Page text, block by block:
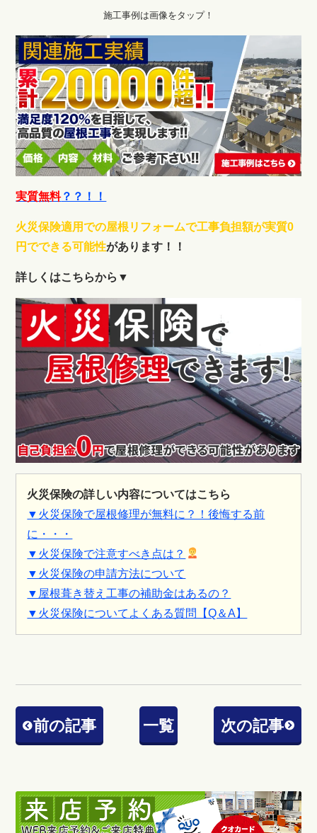
施工事例は画像をタップ！
実質無料？？！！
火災保険適用での屋根リフォームで工事負担額が実質0
円でできる可能性があります！！
詳しくはこちらから▼
火災保険の詳しい内容についてはこちら
▼火災保険で屋根修理が無料に？！後悔する前
に・・・
▼火災保険で注意すべき点は？
▼火災保険の申請方法について
▼屋根葺き替え工事の補助金はあるの？
▼火災保険についてよくある質問【Q＆A】
前の記事 一覧 次の記事